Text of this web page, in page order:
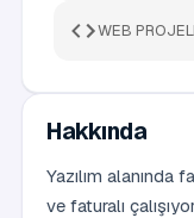
WEB
Hakkında
Yazılım
ve faturalı